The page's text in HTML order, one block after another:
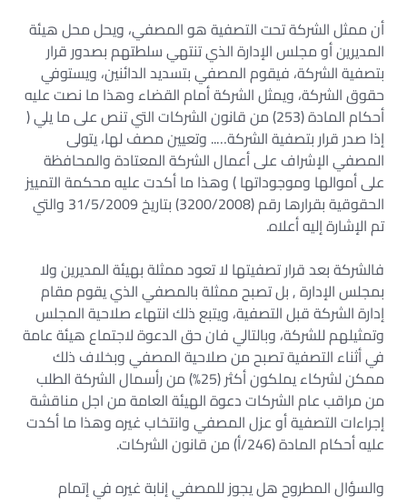
أن ممثل الشركة تحت التصفية هو المصفي، ويحل محل هيئة
المديرين أو مجلس الإدارة الذي تنتهي سلطتهم بصدور قرار
بتصفية الشركة، فيقوم المصفي بتسديد الدائنين، ويستوفي
حقوق الشركة، ويمثل الشركة أمام القضاء وهذا ما نصت عليه
أحكام المادة (253) من قانون الشركات التي تنص على ما يلي (
إذا صدر قرار بتصفية الشركة….. وتعيين مصف لها، يتولى
المصفي الإشراف على أعمال الشركة المعتادة والمحافظة
على أموالها وموجوداتها ) وهذا ما أكدت عليه محكمة التمييز
الحقوقية بقرارها رقم (3200/2008) بتاريخ 31/5/2009 والتي
تم الإشارة إليه أعلاه.
فالشركة بعد قرار تصفيتها لا تعود ممثلة بهيئة المديرين ولا
بمجلس الإدارة , بل تصبح ممثلة بالمصفي الذي يقوم مقام
إدارة الشركة قبل التصفية، ويتبع ذلك انتهاء صلاحية المجلس
وتمثيلهم للشركة، وبالتالي فان حق الدعوة لاجتماع هيئة عامة
في أثناء التصفية تصبح من صلاحية المصفي وبخلاف ذلك
ممكن لشركاء يملكون أكثر (25%) من رأسمال الشركة الطلب
من مراقب عام الشركات دعوة الهيئة العامة من اجل مناقشة
إجراءات التصفية أو عزل المصفي وانتخاب غيره وهذا ما أكدت
عليه أحكام المادة (246/أ) من قانون الشركات.
والسؤال المطروح هل يجوز للمصفي إنابة غيره في إتمام